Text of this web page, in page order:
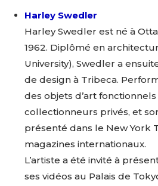
Harley Swedler
Harley Swedler est né à
1962. Diplômé en
University), Swedler a
de design à Tribeca.
des objets d’art
collectionneurs privés, et
présenté dans le New York
magazines internationaux.
L’artiste a été invité à
ses vidéos au Palais de